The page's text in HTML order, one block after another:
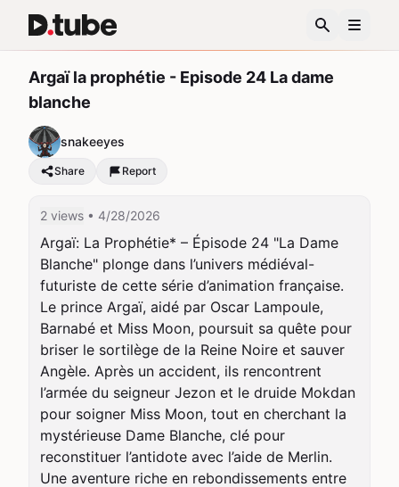
Argaï la prophétie - Episode 24 La dame
blanche
snakeeyes
Share Report
2 views • 4/28/2026
Argaï: La Prophétie* – Épisode 24 "La Dame
Blanche" plonge dans l’univers médiéval-
futuriste de cette série d’animation française.
Le prince Argaï, aidé par Oscar Lampoule,
Barnabé et Miss Moon, poursuit sa quête pour
briser le sortilège de la Reine Noire et sauver
Angèle. Après un accident, ils rencontrent
l’armée du seigneur Jezon et le druide Mokdan
pour soigner Miss Moon, tout en cherchant la
mystérieuse Dame Blanche, clé pour
reconstituer l’antidote avec l’aide de Merlin.
Une aventure riche en rebondissements entre